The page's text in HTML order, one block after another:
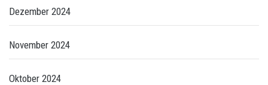
Dezember 2024
November 2024
Oktober 2024